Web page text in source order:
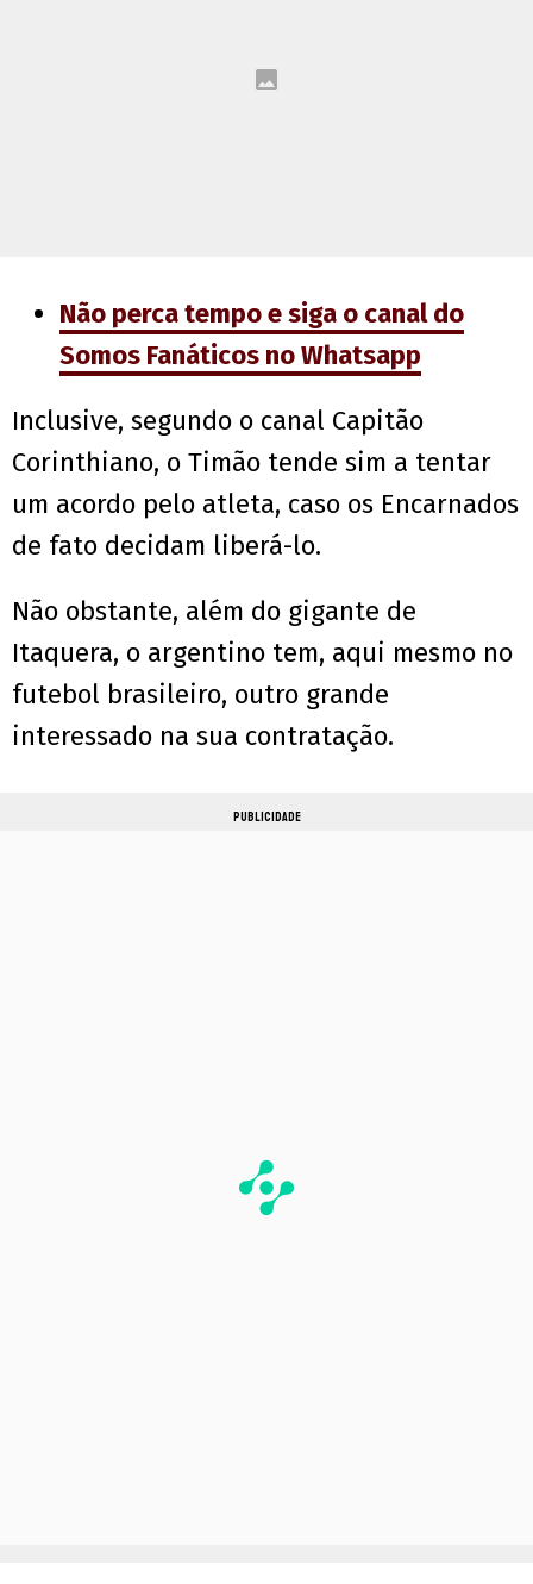
Não perca tempo e siga o canal do
Somos Fanáticos no Whatsapp
Inclusive, segundo o canal Capitão
Corinthiano, o Timão tende sim a tentar
um acordo pelo atleta, caso os Encarnados
de fato decidam liberá-lo.
Não obstante, além do gigante de
Itaquera, o argentino tem, aqui mesmo no
futebol brasileiro, outro grande
interessado na sua contratação.
PUBLICIDADE